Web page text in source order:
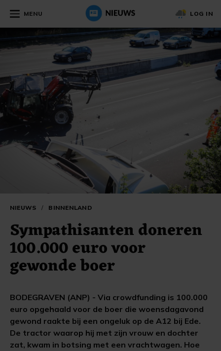
MENU LOG IN
NIEUWS / BINNENLAND
Sympathisanten doneren
100.000 euro voor
gewonde boer
BODEGRAVEN (ANP) - Via crowdfunding is 100.000
euro opgehaald voor de boer die woensdagavond
gewond raakte bij een ongeluk op de A12 bij Ede.
De tractor waarop hij met zijn vrouw en dochter
zat, kwam in botsing met een vrachtwagen. Hoe